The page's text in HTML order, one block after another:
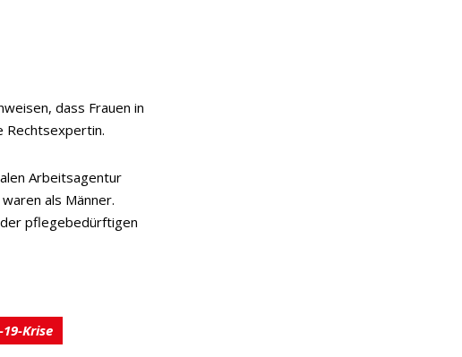
dass Frauen in
Rechtsexpertin.
Arbeitsagentur
als Männer.
pflegebedürftigen
Krise